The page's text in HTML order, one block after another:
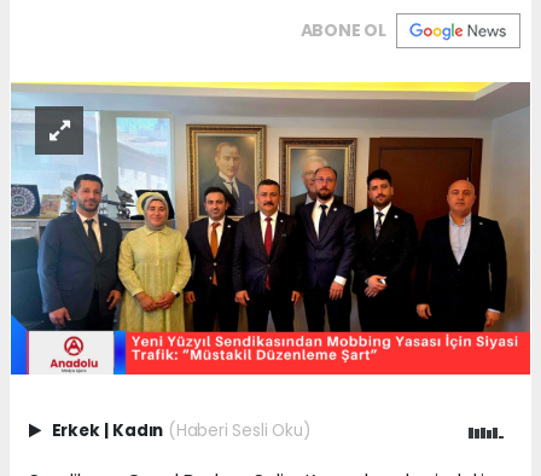
ABONE OL
Erkek | Kadın (Haberi Sesli Oku)